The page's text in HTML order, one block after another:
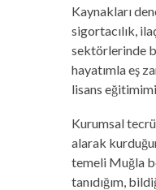
Kaynakları
sigortacılık,
sektörlerinde
hayatımla eş
lisans
Kurumsal
alarak
temeli Muğla
tanıdığım,